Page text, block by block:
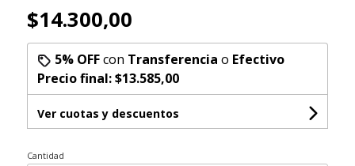
$14.300,00
5% OFFcon Transferencia o Efectivo
Precio final:$13.585,00
Ver cuotas y descuentos
Cantidad